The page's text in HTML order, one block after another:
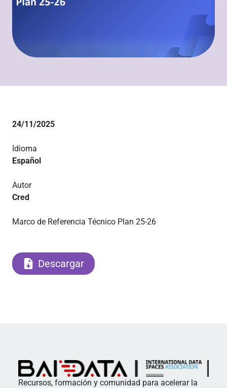
24/11/2025
Idioma
Español
Autor
Cred
Marco de Referencia Técnico Plan 25-26
Descargar
Recursos, formación y comunidad para acelerar la